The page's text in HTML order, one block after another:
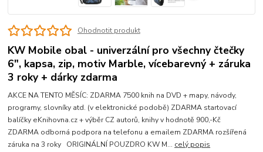
Ohodnotit produkt
KW Mobile obal - univerzální pro všechny čtečky
6", kapsa, zip, motiv Marble, vícebarevný + záruka
3 roky + dárky zdarma
AKCE NA TENTO MĚSÍC: ZDARMA 7500 knih na DVD + mapy, návody,
programy, slovníky atd. (v elektronické podobě) ZDARMA startovací
balíčky eKnihovna.cz + výběr CZ autorů, knihy v hodnotě 900,-Kč
ZDARMA odborná podpora na telefonu a emailem ZDARMA rozšířená
záruka na 3 roky ORIGINÁLNÍ POUZDRO KW M... celý popis